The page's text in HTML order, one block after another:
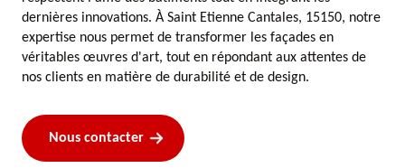
dernières innovations. À Saint Etienne Cantales, 15150, notre
expertise nous permet de transformer les façades en
véritables œuvres d'art, tout en répondant aux attentes de
nos clients en matière de durabilité et de design.
Nous contacter